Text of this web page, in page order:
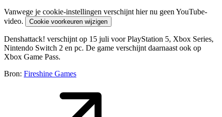
Vanwege je cookie-instellingen verschijnt hier nu geen YouTube-
video.
Cookie voorkeuren wijzigen
Denshattack! verschijnt op 15 juli voor PlayStation 5, Xbox Series,
Nintendo Switch 2 en pc. De game verschijnt daarnaast ook op
Xbox Game Pass.
Bron: Fireshine Games